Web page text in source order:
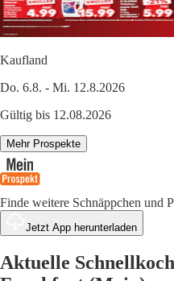
Kaufland
Do. 6.8. - Mi. 12.8.2026
Gültig bis 12.08.2026
Mehr Prospekte
Finde weitere Schnäppchen und
Jetzt App herunterladen
Aktuelle